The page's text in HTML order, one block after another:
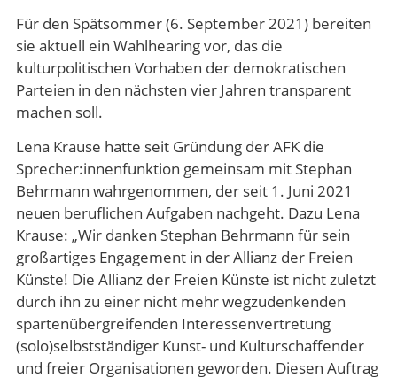
Für den Spätsommer (6. September 2021) bereiten
sie aktuell ein Wahlhearing vor, das die
kulturpolitischen Vorhaben der demokratischen
Parteien in den nächsten vier Jahren transparent
machen soll.
Lena Krause hatte seit Gründung der AFK die
Sprecher:innenfunktion gemeinsam mit Stephan
Behrmann wahrgenommen, der seit 1. Juni 2021
neuen beruflichen Aufgaben nachgeht. Dazu Lena
Krause: „Wir danken Stephan Behrmann für sein
großartiges Engagement in der Allianz der Freien
Künste! Die Allianz der Freien Künste ist nicht zuletzt
durch ihn zu einer nicht mehr wegzudenkenden
spartenübergreifenden Interessenvertretung
(solo)selbstständiger Kunst- und Kulturschaffender
und freier Organisationen geworden. Diesen Auftrag